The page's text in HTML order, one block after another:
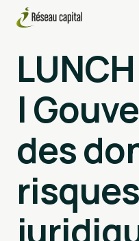
|
des
risques